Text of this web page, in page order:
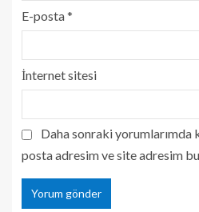
E-posta*
İnternet sitesi
Daha sonraki yorumlarımda
posta adresim ve site adresim